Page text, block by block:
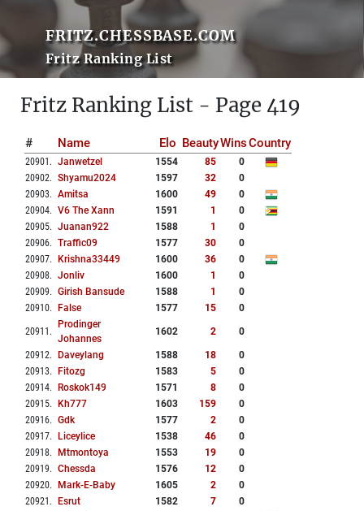
FRITZ.CHESSBASE.COM
Fritz Ranking List
Fritz Ranking List - Page 419
# Name Elo BeautyWinsCountry
20901 . Janwetzel 1554 85
0
20902. Shyamu2024 1597 32
0
20903. Amitsa 1600 49
0
20904. V6 The Xann 1591 1
0
20905. Juanan922 1588 1
0
20906. Traffic09 1577 30
0
20907. Krishna33449 1600 36
0
20908. Jonliv 1600 1
0
20909. Girish Bansude 1588 1
0
20910. False 1577 15 0
20911 .
Prodinger
Johannes
1602 2 0
20912. Daveylang 1588 18
0
20913. Fitozg 1583 5
0
20914. Roskok149 1571 8
0
20915. Kh777 1603 159
0
20916. Gdk 1577 2
0
20917. Liceylice 1538 46
0
20918. Mtmontoya 1553 19
0
20919. Chessda 1576 12
0
20920. Mark-E-Baby 1605 2
0
20921 . Esrut 1582 7
0